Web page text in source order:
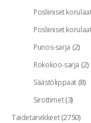
Posliiniset
Posliiniset
Punos-sarja (2)
Rokokoo-sarja (2)
Säästölippaat(8)
Sirottimet(3)
Taidetarvikkeet(2750)